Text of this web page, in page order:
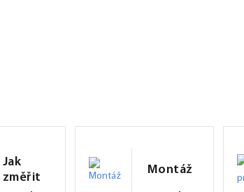
Jak
změřit
Montáž